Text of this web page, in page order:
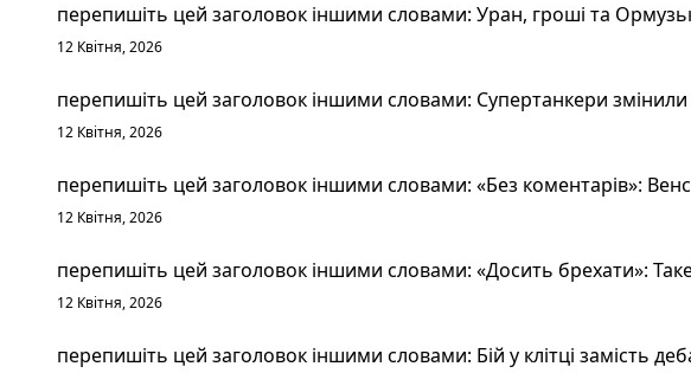
перепишіть цей заголовок іншими словами: Уран, гроші та
12 Квітня, 2026
перепишіть цей заголовок іншими словами: Супертанкери
12 Квітня, 2026
перепишіть цей заголовок іншими словами: «Без коментарів»:
12 Квітня, 2026
перепишіть цей заголовок іншими словами: «Досить брехати»:
12 Квітня, 2026
перепишіть цей заголовок іншими словами: Бій у клітці замість